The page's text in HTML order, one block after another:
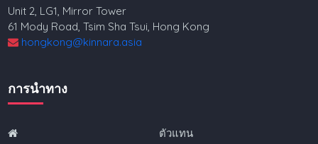
Unit 2, LG1, Mirror Tower
61 Mody Road, Tsim Sha Tsui, Hong Kong
hongkong@kinnara.asia
การนำทาง
ตัวแทน